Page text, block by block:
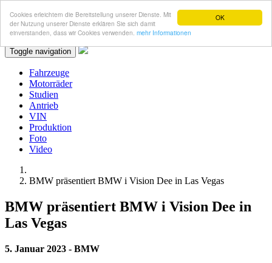
OK
Cookies erleichtern die Bereitstellung unserer Dienste. Mit
der Nutzung unserer Dienste erklären Sie sich damit
einverstanden, dass wir Cookies verwenden. mehr Informationen
Toggle navigation
Fahrzeuge
Motorräder
Studien
Antrieb
VIN
Produktion
Foto
Video
BMW präsentiert BMW i Vision Dee in Las Vegas
BMW präsentiert BMW i Vision Dee in
Las Vegas
5. Januar 2023 - BMW